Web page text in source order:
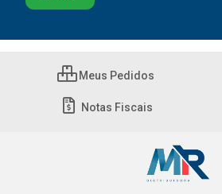
Meus Pedidos
Notas Fiscais